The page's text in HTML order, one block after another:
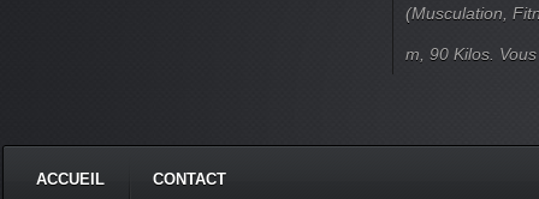
(Musculation,
m, 90 Kilos.
ACCUEIL CONTACT